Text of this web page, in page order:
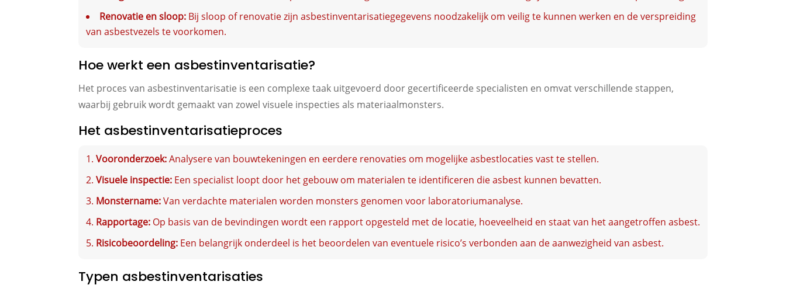
Renovatie en sloop: Bij sloop of renovatie zijn asbestinventarisatiegegevens noodzakelijk om veilig te kunnen werken en de verspreiding
van asbestvezels te voorkomen.
Hoe werkt een asbestinventarisatie?
Het proces van asbestinventarisatie is een complexe taak uitgevoerd door gecertificeerde specialisten en omvat verschillende stappen,
waarbij gebruik wordt gemaakt van zowel visuele inspecties als materiaalmonsters.
Het asbestinventarisatieproces
Vooronderzoek:Analysere van bouwtekeningen en eerdere renovaties om mogelijke asbestlocaties vast te stellen.
Visuele inspectie: Een specialist loopt door het gebouw om materialen te identificeren die asbest kunnen bevatten.
Monstername:Van verdachte materialen worden monsters genomen voor laboratoriumanalyse.
Rapportage: Op basis van de bevindingen wordt een rapport opgesteld met de locatie, hoeveelheid en staat van het aangetroffen asbest.
Risicobeoordeling: Een belangrijk onderdeel is het beoordelen van eventuele risico’s verbonden aan de aanwezigheid van asbest.
Typen asbestinventarisaties